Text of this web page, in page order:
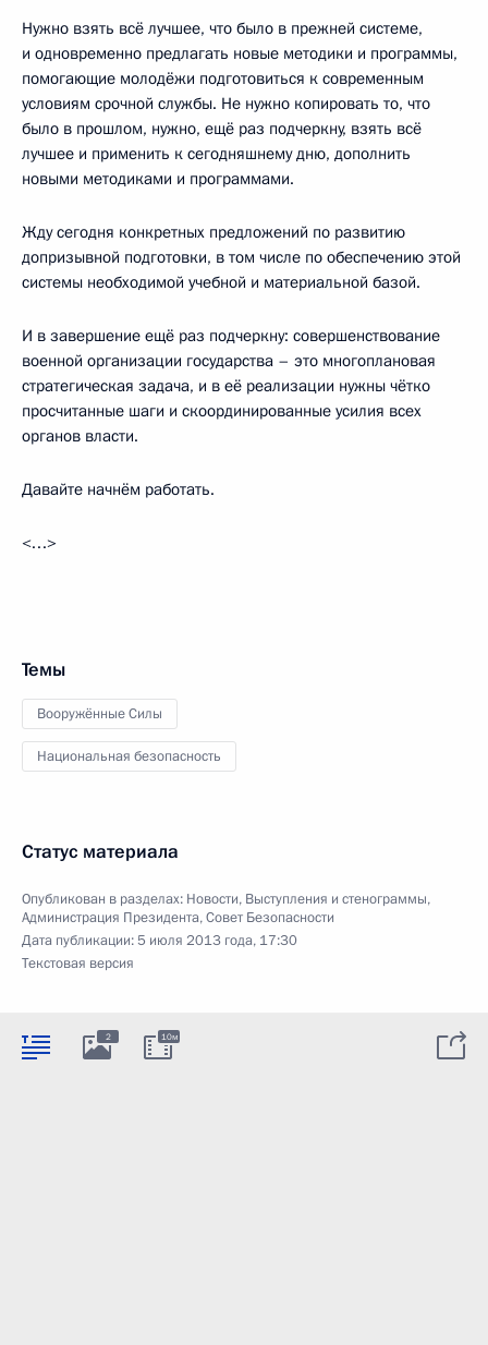
Нужно взять всё лучшее, что было в прежней системе,
и одновременно предлагать новые методики и программы,
помогающие молодёжи подготовиться к современным
условиям срочной службы. Не нужно копировать то, что
было в прошлом, нужно, ещё раз подчеркну, взять всё
лучшее и применить к сегодняшнему дню, дополнить
новыми методиками и программами.
Жду сегодня конкретных предложений по развитию
допризывной подготовки, в том числе по обеспечению этой
системы необходимой учебной и материальной базой.
И в завершение ещё раз подчеркну: совершенствование
военной организации государства – это многоплановая
стратегическая задача, и в её реализации нужны чётко
просчитанные шаги и скоординированные усилия всех
органов власти.
Давайте начнём работать.
<…>
Темы
Вооружённые Силы
Национальная безопасность
Статус материала
Опубликован в разделах: Новости, Выступления и стенограммы,
Администрация Президента,Совет Безопасности
Дата публикации:5 июля 2013 года, 17:30
Текстовая версия
2 10м